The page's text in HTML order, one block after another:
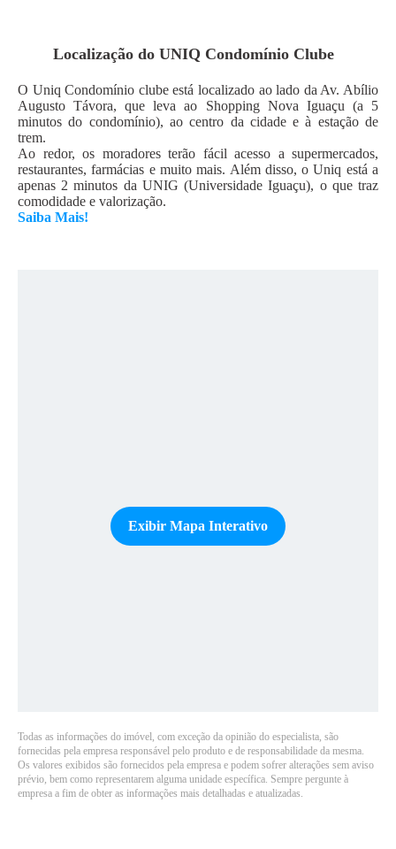
Localização do UNIQ Condomínio Clube
O Uniq Condomínio clube está localizado ao lado da Av. Abílio
Augusto Távora, que leva ao Shopping Nova Iguaçu (a 5
minutos do condomínio), ao centro da cidade e à estação de
trem.
Ao redor, os moradores terão fácil acesso a supermercados,
restaurantes, farmácias e muito mais. Além disso, o Uniq está a
apenas 2 minutos da UNIG (Universidade Iguaçu), o que traz
comodidade e valorização.
Saiba Mais!
Exibir Mapa Interativo
Todas as informações do imóvel, com exceção da opinião do especialista, são
fornecidas pela empresa responsável pelo produto e de responsabilidade da mesma.
Os valores exibidos são fornecidos pela empresa e podem sofrer alterações sem aviso
prévio, bem como representarem alguma unidade específica. Sempre pergunte à
empresa a fim de obter as informações mais detalhadas e atualizadas.